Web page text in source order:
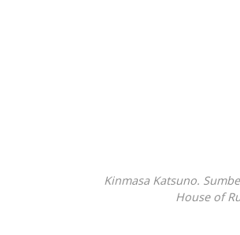
Kinmasa Katsuno.
House of